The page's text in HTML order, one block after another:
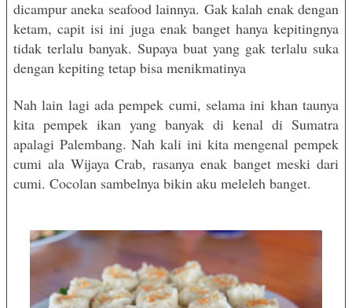
dicampur aneka seafood lainnya. Gak kalah enak dengan
ketam, capit isi ini juga enak banget hanya kepitingnya
tidak terlalu banyak. Supaya buat yang gak terlalu suka
dengan kepiting tetap bisa menikmatinya
Nah lain lagi ada pempek cumi, selama ini khan taunya
kita pempek ikan yang banyak di kenal di Sumatra
apalagi Palembang. Nah kali ini kita mengenal pempek
cumi ala Wijaya Crab, rasanya enak banget meski dari
cumi. Cocolan sambelnya bikin aku meleleh banget.